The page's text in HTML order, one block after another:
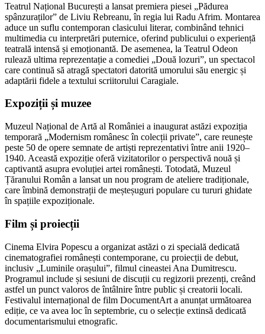
Teatrul Național București a lansat premiera piesei „Pădurea
spânzuraților” de Liviu Rebreanu, în regia lui Radu Afrim. Montarea
aduce un suflu contemporan clasicului literar, combinând tehnici
multimedia cu interpretări puternice, oferind publicului o experiență
teatrală intensă și emoționantă. De asemenea, la Teatrul Odeon
rulează ultima reprezentație a comediei „Două lozuri”, un spectacol
care continuă să atragă spectatori datorită umorului său energic și
adaptării fidele a textului scriitorului Caragiale.
Expoziții și muzee
Muzeul Național de Artă al României a inaugurat astăzi expoziția
temporară „Modernism românesc în colecții private”, care reunește
peste 50 de opere semnate de artiști reprezentativi între anii 1920–
1940. Această expoziție oferă vizitatorilor o perspectivă nouă și
captivantă asupra evoluției artei românești. Totodată, Muzeul
Țăranului Român a lansat un nou program de ateliere tradiționale,
care îmbină demonstrații de meșteșuguri populare cu tururi ghidate
în spațiile expoziționale.
Film și proiecții
Cinema Elvira Popescu a organizat astăzi o zi specială dedicată
cinematografiei românești contemporane, cu proiecții de debut,
inclusiv „Luminile orașului”, filmul cineastei Ana Dumitrescu.
Programul include și sesiuni de discuții cu regizorii prezenți, creând
astfel un punct valoros de întâlnire între public și creatorii locali.
Festivalul internațional de film DocumentArt a anunțat următoarea
ediție, ce va avea loc în septembrie, cu o selecție extinsă dedicată
documentarismului etnografic.